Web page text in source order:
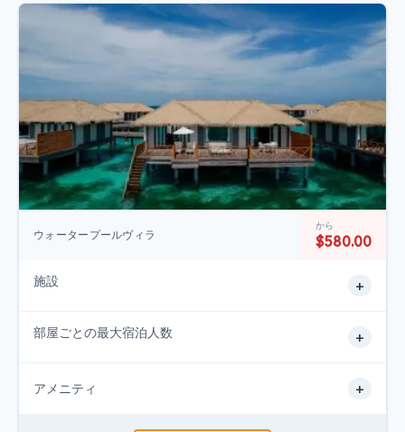
ウォータープールヴィラ
から
$580.00
施設 +
部屋ごとの最大宿泊人数 +
アメニティ +